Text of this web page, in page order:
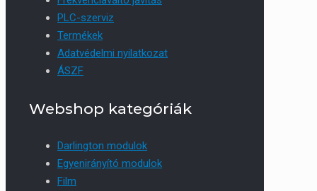
PLC-szerviz
Termékek
Adatvédelmi nyilatkozat
ÁSZF
Webshop kategóriák
Darlington modulok
Egyenirányító modulok
Film